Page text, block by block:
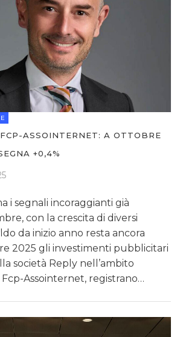
ASSOINTERNET: A OTTOBRE
+0,4%
i segnali incoraggianti già
con la crescita di diversi
da inizio anno resta ancora
2025 gli investimenti pubblicitari
società Reply nell’ambito
Fcp-Assointernet, registrano…